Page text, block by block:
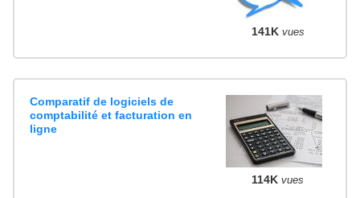
141K vues
Comparatif de logiciels de
comptabilité et facturation en
ligne
114K vues